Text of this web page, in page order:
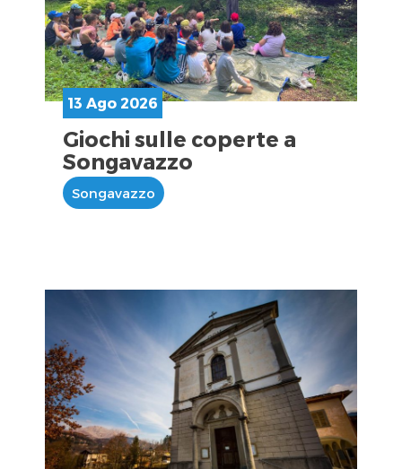
13 Ago 2026
Giochi sulle coperte a
Songavazzo
Songavazzo